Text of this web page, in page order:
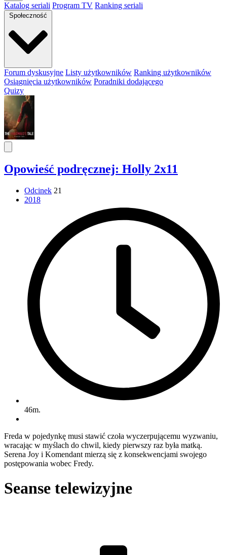
Katalog seriali Program TV Ranking seriali
Społeczność
Forum dyskusyjne Listy użytkowników Ranking użytkowników
Osiągnięcia użytkowników Poradniki dodającego
Quizy
Opowieść podręcznej: Holly 2x11
Odcinek 21
2018
46m.
Freda w pojedynkę musi stawić czoła wyczerpującemu wyzwaniu,
wracając w myślach do chwil, kiedy pierwszy raz była matką.
Serena Joy i Komendant mierzą się z konsekwencjami swojego
postępowania wobec Fredy.
Seanse telewizyjne